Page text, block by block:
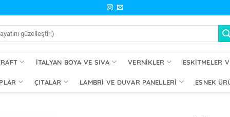
İTALYAN BOYA VE SIVA VERNIKLER ESKITMELER
ÇITALAR LAMBRI VE DUVAR PANELLERI ESNEK